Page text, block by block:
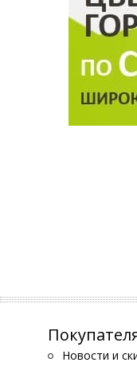
Новости и